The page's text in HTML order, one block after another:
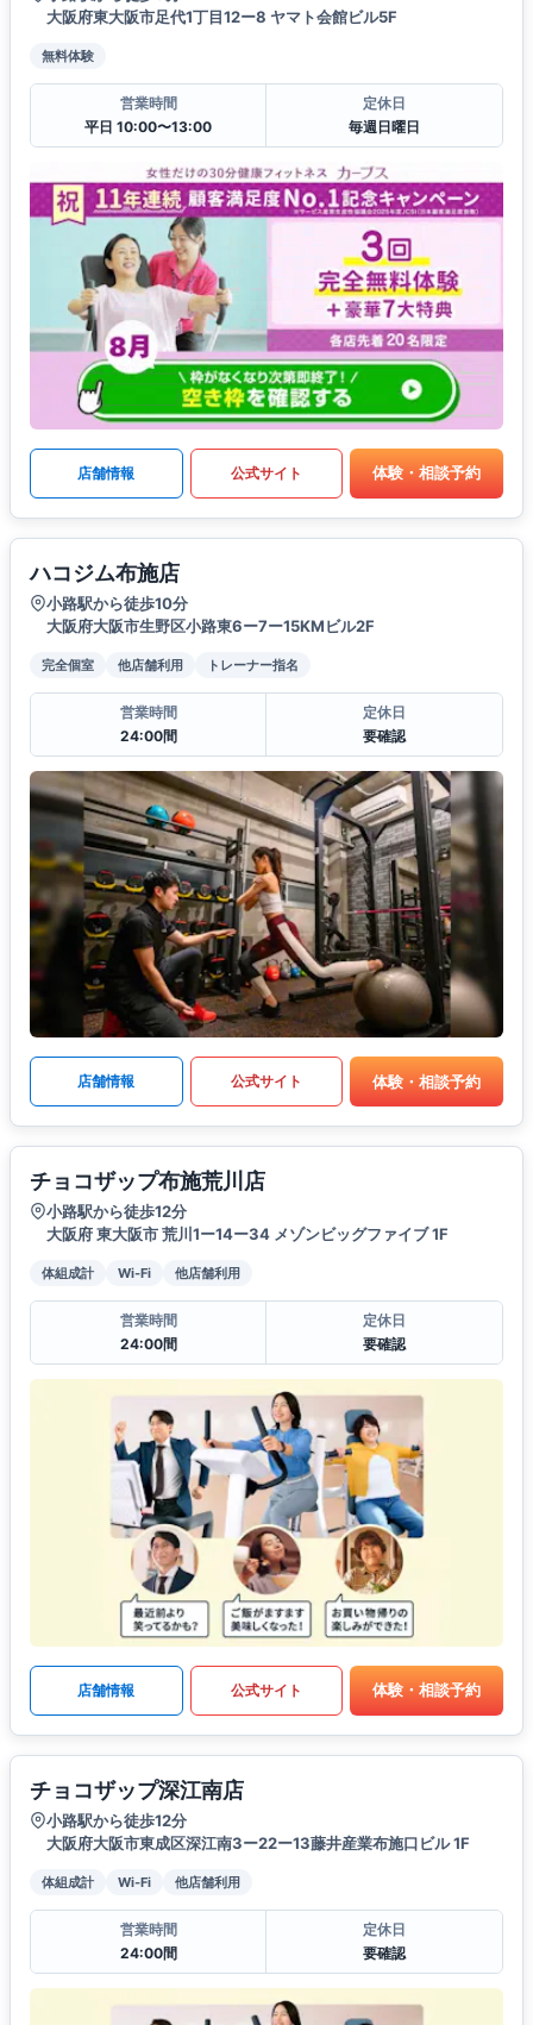
大阪府東大阪市足代1丁目12ー8 ヤマト会館ビル5F
無料体験
営業時間
平日 10:00〜13:00
定休日
毎週日曜日
店舗情報 公式サイト 体験・相談予約
ハコジム布施店
小路駅から徒歩10分
大阪府大阪市生野区小路東6ー7ー15KMビル2F
完全個室 他店舗利用 トレーナー指名
営業時間
24:00間
定休日
要確認
店舗情報 公式サイト 体験・相談予約
チョコザップ布施荒川店
小路駅から徒歩12分
大阪府 東大阪市 荒川1ー14ー34 メゾンビッグファイブ 1F
体組成計 Wi-Fi 他店舗利用
営業時間
24:00間
定休日
要確認
店舗情報 公式サイト 体験・相談予約
チョコザップ深江南店
小路駅から徒歩12分
大阪府大阪市東成区深江南3ー22ー13藤井産業布施口ビル 1F
体組成計 Wi-Fi 他店舗利用
営業時間
24:00間
定休日
要確認